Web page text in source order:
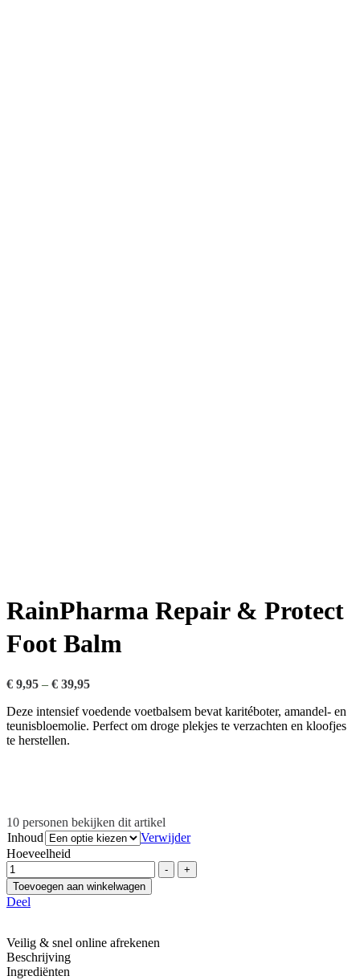
RainPharma Repair & Protect
Foot Balm
€ 9,95 – € 39,95
Deze intensief voedende voetbalsem bevat karitéboter, amandel- en
teunisbloemolie. Perfect om droge plekjes te verzachten en kloofjes
te herstellen.
10 personen bekijken dit artikel
Inhoud
Verwijder
Hoeveelheid
-
+
Toevoegen aan winkelwagen
Deel
Veilig & snel online afrekenen
Beschrijving
Ingrediënten